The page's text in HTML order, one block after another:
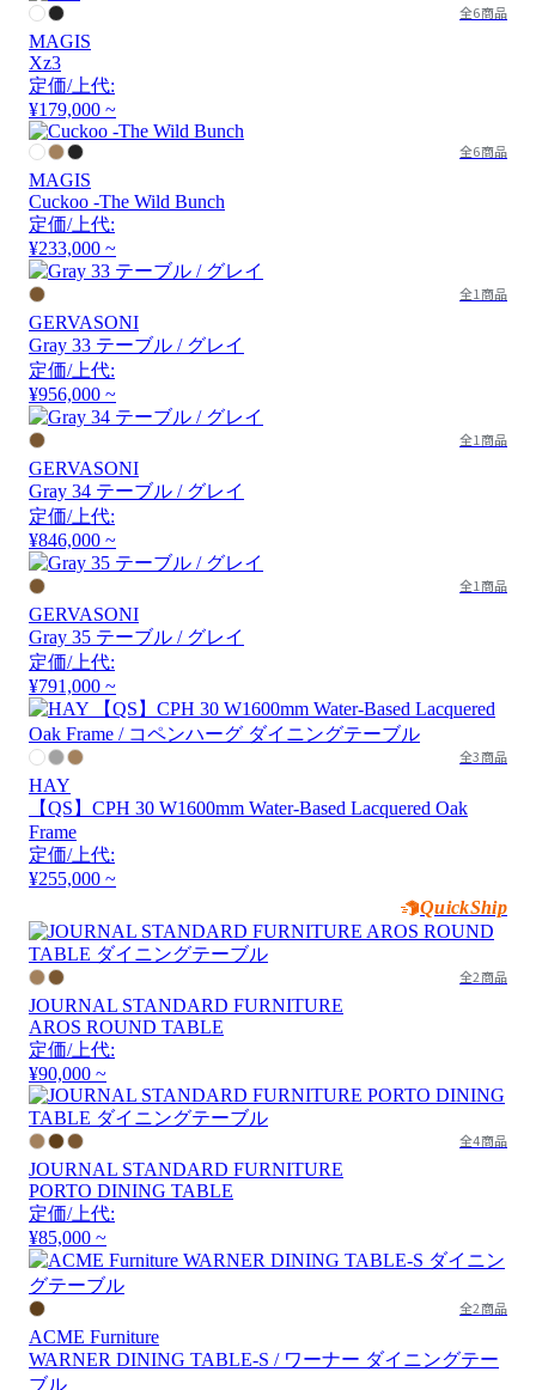
全6商品
MAGIS
Xz3
定価/上代:
¥179,000 ~
全6商品
MAGIS
Cuckoo -The Wild Bunch
定価/上代:
¥233,000 ~
全1商品
GERVASONI
Gray 33 テーブル / グレイ
定価/上代:
¥956,000 ~
全1商品
GERVASONI
Gray 34 テーブル / グレイ
定価/上代:
¥846,000 ~
全1商品
GERVASONI
Gray 35 テーブル / グレイ
定価/上代:
¥791,000 ~
全3商品
HAY
【QS】CPH 30 W1600mm Water-Based Lacquered Oak
Frame
定価/上代:
¥255,000 ~
QuickShip
全2商品
JOURNAL STANDARD FURNITURE
AROS ROUND TABLE
定価/上代:
¥90,000 ~
全4商品
JOURNAL STANDARD FURNITURE
PORTO DINING TABLE
定価/上代:
¥85,000 ~
全2商品
ACME Furniture
WARNER DINING TABLE-S / ワーナー ダイニングテー
ブル